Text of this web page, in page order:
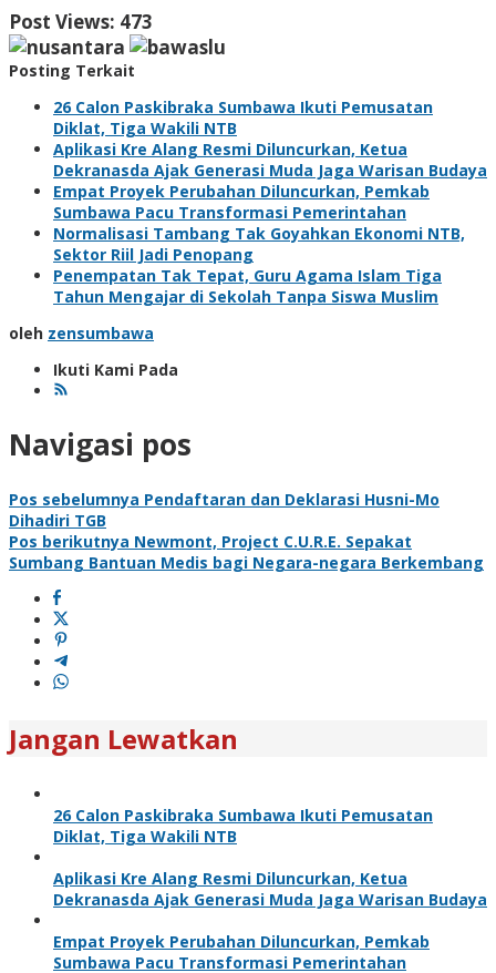
Post Views: 473
Posting Terkait
26 Calon Paskibraka Sumbawa Ikuti Pemusatan
Diklat, Tiga Wakili NTB
Aplikasi Kre Alang Resmi Diluncurkan, Ketua
Dekranasda Ajak Generasi Muda Jaga Warisan Budaya
Empat Proyek Perubahan Diluncurkan, Pemkab
Sumbawa Pacu Transformasi Pemerintahan
Normalisasi Tambang Tak Goyahkan Ekonomi NTB,
Sektor Riil Jadi Penopang
Penempatan Tak Tepat, Guru Agama Islam Tiga
Tahun Mengajar di Sekolah Tanpa Siswa Muslim
oleh zensumbawa
Ikuti Kami Pada
Navigasi pos
Pos sebelumnya Pendaftaran dan Deklarasi Husni-Mo
Dihadiri TGB
Pos berikutnya Newmont, Project C.U.R.E. Sepakat
Sumbang Bantuan Medis bagi Negara-negara Berkembang
Jangan Lewatkan
26 Calon Paskibraka Sumbawa Ikuti Pemusatan
Diklat, Tiga Wakili NTB
Aplikasi Kre Alang Resmi Diluncurkan, Ketua
Dekranasda Ajak Generasi Muda Jaga Warisan Budaya
Empat Proyek Perubahan Diluncurkan, Pemkab
Sumbawa Pacu Transformasi Pemerintahan